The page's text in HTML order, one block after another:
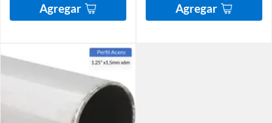
Agregar Agregar